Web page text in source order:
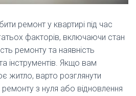
ремонт у квартирі під час
факторів, включаючи стан
ремонту та наявність
інструментів. Якщо вам
житло, варто розглянути
з нуля або відновлення